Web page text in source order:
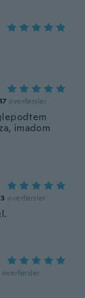
overførsler
imadom
overførsler
overførsler